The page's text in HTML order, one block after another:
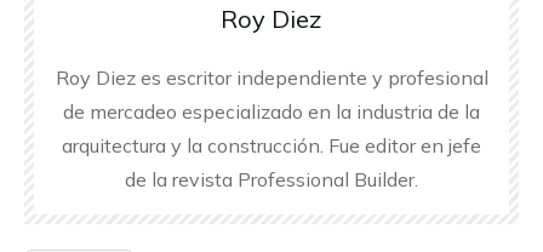
Roy Diez
Roy Diez es escritor independiente y profesional
de mercadeo especializado en la industria de la
arquitectura y la construcción. Fue editor en jefe
de la revista Professional Builder.